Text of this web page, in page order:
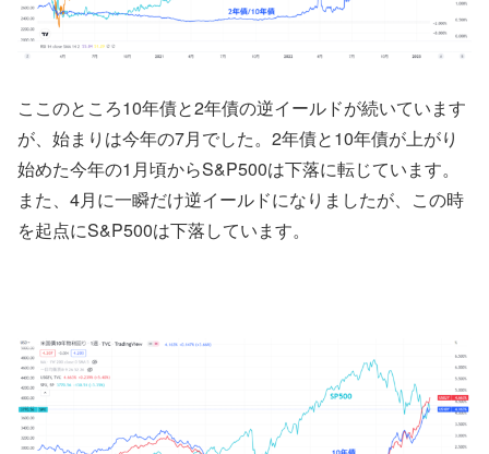
ここのところ10年債と2年債の逆イールドが続いています
が、始まりは今年の7月でした。2年債と10年債が上がり
始めた今年の1月頃からS&P500は下落に転じています。
また、4月に一瞬だけ逆イールドになりましたが、この時
を起点にS&P500は下落しています。